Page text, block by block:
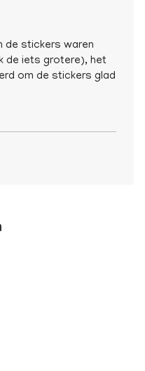
de stickers waren
de iets grotere), het
om de stickers glad